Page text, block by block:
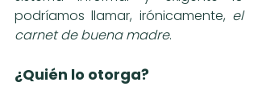
podríamos llamar, irónicamente, el
carnet de buena madre.
¿Quién lo otorga?